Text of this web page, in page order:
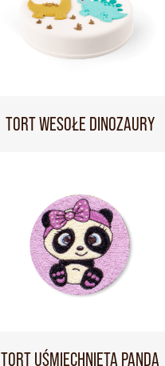
TORT WESOŁE DINOZAURY
TORT UŚMIECHNIĘTA PANDA